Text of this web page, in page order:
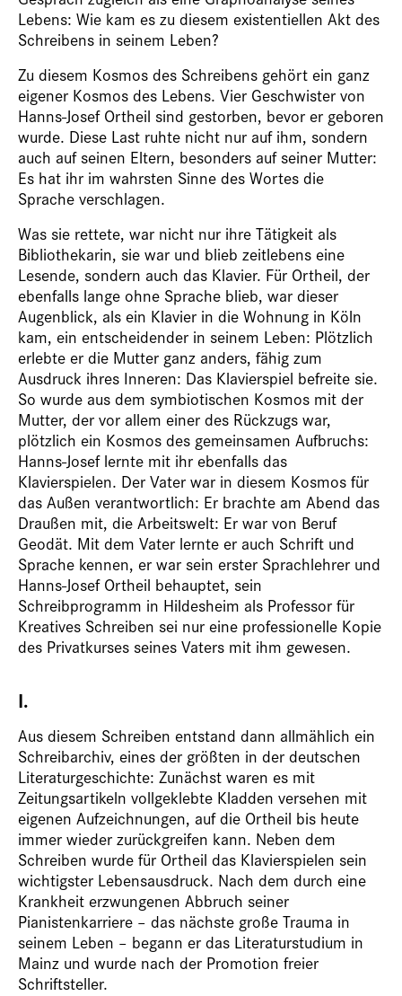
Lebens: Wie kam es zu diesem existentiellen Akt des
Schreibens in seinem Leben?
Zu diesem Kosmos des Schreibens gehört ein ganz
eigener Kosmos des Lebens. Vier Geschwister von
Hanns-Josef Ortheil sind gestorben, bevor er geboren
wurde. Diese Last ruhte nicht nur auf ihm, sondern
auch auf seinen Eltern, besonders auf seiner Mutter:
Es hat ihr im wahrsten Sinne des Wortes die
Sprache verschlagen.
Was sie rettete, war nicht nur ihre Tätigkeit als
Bibliothekarin, sie war und blieb zeitlebens eine
Lesende, sondern auch das Klavier. Für Ortheil, der
ebenfalls lange ohne Sprache blieb, war dieser
Augenblick, als ein Klavier in die Wohnung in Köln
kam, ein entscheidender in seinem Leben: Plötzlich
erlebte er die Mutter ganz anders, fähig zum
Ausdruck ihres Inneren: Das Klavierspiel befreite sie.
So wurde aus dem symbiotischen Kosmos mit der
Mutter, der vor allem einer des Rückzugs war,
plötzlich ein Kosmos des gemeinsamen Aufbruchs:
Hanns-Josef lernte mit ihr ebenfalls das
Klavierspielen. Der Vater war in diesem Kosmos für
das Außen verantwortlich: Er brachte am Abend das
Draußen mit, die Arbeitswelt: Er war von Beruf
Geodät. Mit dem Vater lernte er auch Schrift und
Sprache kennen, er war sein erster Sprachlehrer und
Hanns-Josef Ortheil behauptet, sein
Schreibprogramm in Hildesheim als Professor für
Kreatives Schreiben sei nur eine professionelle Kopie
des Privat­kurses seines Vaters mit ihm gewesen.
I.
Aus diesem Schreiben entstand dann allmählich ein
Schreibarchiv, eines der größten in der deutschen
Literaturgeschichte: Zunächst waren es mit
Zeitungsartikeln vollgeklebte Kladden versehen mit
eigenen Aufzeichnungen, auf die Ortheil bis heute
immer wieder zurückgreifen kann. Neben dem
Schreiben wurde für Ortheil das Klavierspielen sein
wichtigster Lebensausdruck. Nach dem durch eine
Krankheit erzwungenen Abbruch seiner
Pianistenkarriere – das nächste große Trauma in
seinem Leben – begann er das Literaturstudium in
Mainz und wurde nach der Promotion freier
Schriftsteller.